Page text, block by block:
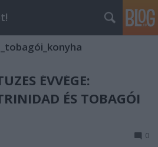
ÉVVÉGE:
ÉS TOBAGÓI
0